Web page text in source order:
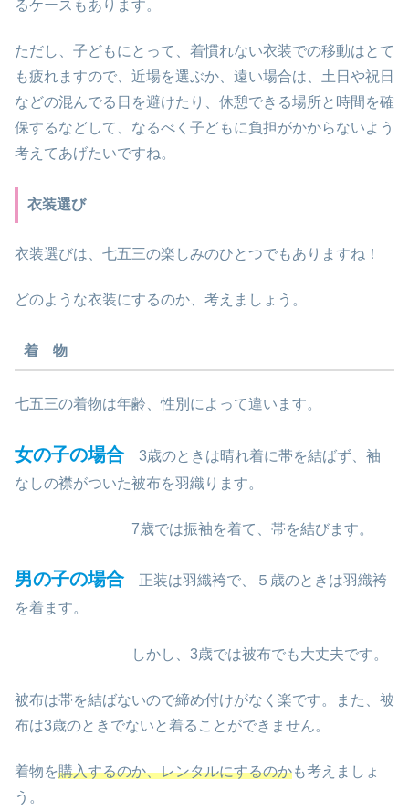
るケースもあります。
ただし、子どもにとって、着慣れない衣装での移動はとて
も疲れますので、近場を選ぶか、遠い場合は、土日や祝日
などの混んでる日を避けたり、休憩できる場所と時間を確
保するなどして、なるべく子どもに負担がかからないよう
考えてあげたいですね。
衣装選び
衣装選びは、七五三の楽しみのひとつでもありますね！
どのような衣装にするのか、考えましょう。
着 物
七五三の着物は年齢、性別によって違います。
女の子の場合 3歳のときは晴れ着に帯を結ばず、袖
なしの襟がついた被布を羽織ります。
7歳では振袖を着て、帯を結びます。
男の子の場合 正装は羽織袴で、５歳のときは羽織袴
を着ます。
しかし、3歳では被布でも大丈夫です。
被布は帯を結ばないので締め付けがなく楽です。また、被
布は3歳のときでないと着ることができません。
着物を購入するのか、レンタルにするのかも考えましょ
う。